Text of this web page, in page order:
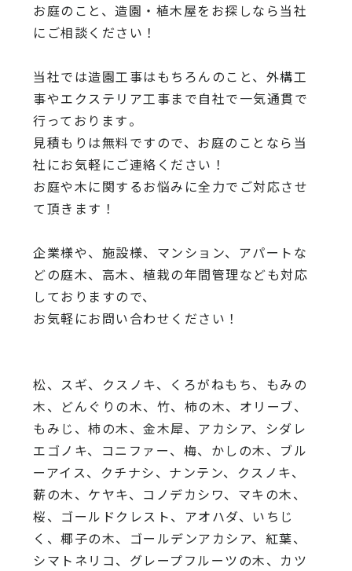
お庭のこと、造園・ 植木屋をお探しなら当社
にご相談ください！
当社では造園工事はもちろんのこと、 外構工
事やエクステリア工事まで自社で一気通貫で
行っております。
見積もりは無料ですので、 お庭のことなら当
社にお気軽にご連絡ください！
お庭や木に関するお悩みに全力でご対応させ
て頂きます！
企業様や、施設様、マンション、アパートな
どの庭木、高木、植栽の年間管理なども対応
しておりますので、
お気軽にお問い合わせください！
松、スギ、クスノキ、くろがねもち、もみの
木、どんぐりの木、 竹、柿の木、オリーブ、
もみじ、柿の木、金木犀、アカシア、 シダレ
エゴノキ、コニファー、梅、かしの木、ブル
ーアイス、 クチナシ、ナンテン、クスノキ、
薪の木、ケヤキ、コノデカシワ、マキの木、
桜、 ゴールドクレスト、アオハダ、いちじ
く、椰子の木、 ゴールデンアカシア、紅葉、
シマトネリコ、 グレープフルーツの木、カツ